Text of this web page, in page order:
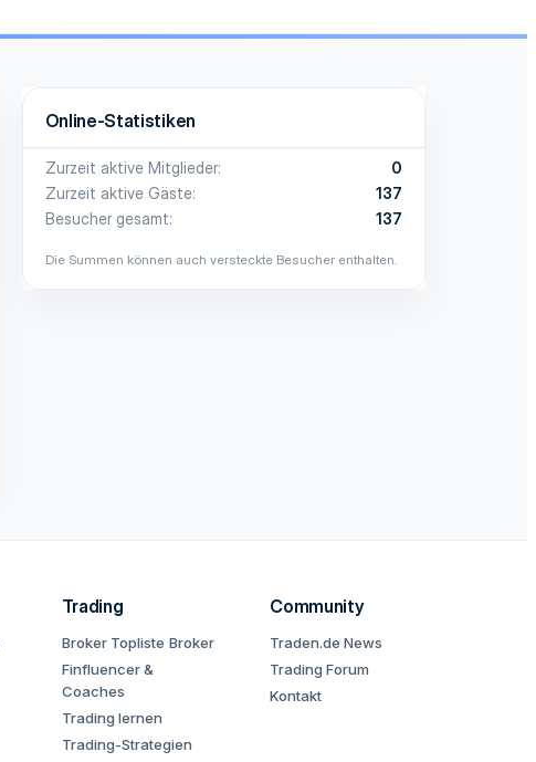
Online-Statistiken
Zurzeit aktive Mitglieder
0
Zurzeit aktive Gäste
137
Besucher gesamt
137
Die Summen können auch versteckte Besucher enthalten.
Trading
Broker Topliste Broker
Finfluencer &
Coaches
Trading lernen
Trading-Strategien
Community
Traden.de News
Trading Forum
Kontakt